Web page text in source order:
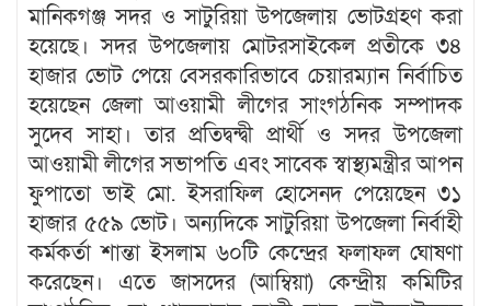
মানিকগঞ্জ সদর ও সাটুরিয়া উপজেলায় ভোটগ্রহণ করা
হয়েছে। সদর উপজেলায় মোটরসাইকেল প্রতীকে ৩৪
হাজার ভোট পেয়ে বেসরকারিভাবে চেয়ারম্যান নির্বাচিত
হয়েছেন জেলা আওয়ামী লীগের সাংগঠনিক সম্পাদক
সুদেব সাহা। তার প্রতিদ্বন্দ্বী প্রার্থী ও সদর উপজেলা
আওয়ামী লীগের সভাপতি এবং সাবেক স্বাস্থ্যমন্ত্রীর আপন
ফুপাতো ভাই মো. ইসরাফিল হোসেনদ পেয়েছেন ৩১
হাজার ৫৫৯ ভোট। অন্যদিকে সাটুরিয়া উপজেলা নির্বাহী
কর্মকর্তা শান্তা ইসলাম ৬০টি কেন্দ্রের ফলাফল ঘোষণা
করেছেন। এতে জাসদের (আম্বিয়া) কেন্দ্রীয় কমিটির